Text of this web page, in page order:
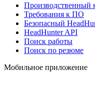
Производственный
Требования к ПО
Безопасный
HeadHunter API
Поиск работы
Поиск по резюме
Мобильное приложение